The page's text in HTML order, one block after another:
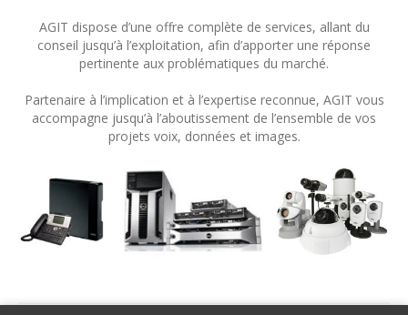
AGIT dispose d’une offre complète de services, allant du
conseil jusqu’à l’exploitation, afin d’apporter une réponse
pertinente aux problématiques du marché.
Partenaire à l’implication et à l’expertise reconnue, AGIT vous
accompagne jusqu’à l’aboutissement de l’ensemble de vos
projets voix, données et images.